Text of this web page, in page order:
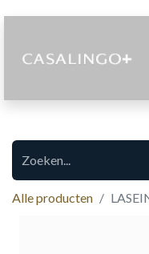
Alle producten